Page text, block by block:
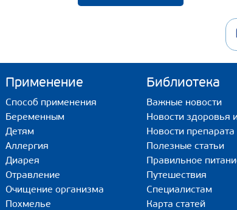
Применение
Способ применения
Беременным
Детям
Аллергия
Диарея
Отравление
Очищение организма
Похмелье
Библиотека
Важные новости
Новости здоровья
Новости препарата
Полезные статьи
Правильное
Путешествия
Специалистам
Карта статей